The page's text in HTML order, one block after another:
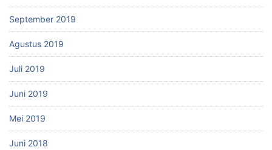
September 2019
Agustus 2019
Juli 2019
Juni 2019
Mei 2019
Juni 2018